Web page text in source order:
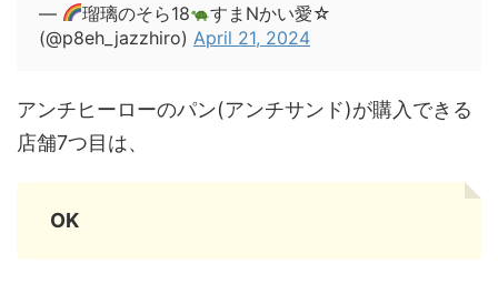
— 瑠璃のそら18
すまNかい愛☆
(@p8eh_jazzhiro) April 21, 2024
アンチヒーローのパン(アンチサンド)が購入できる
店舗7つ目は、
OK